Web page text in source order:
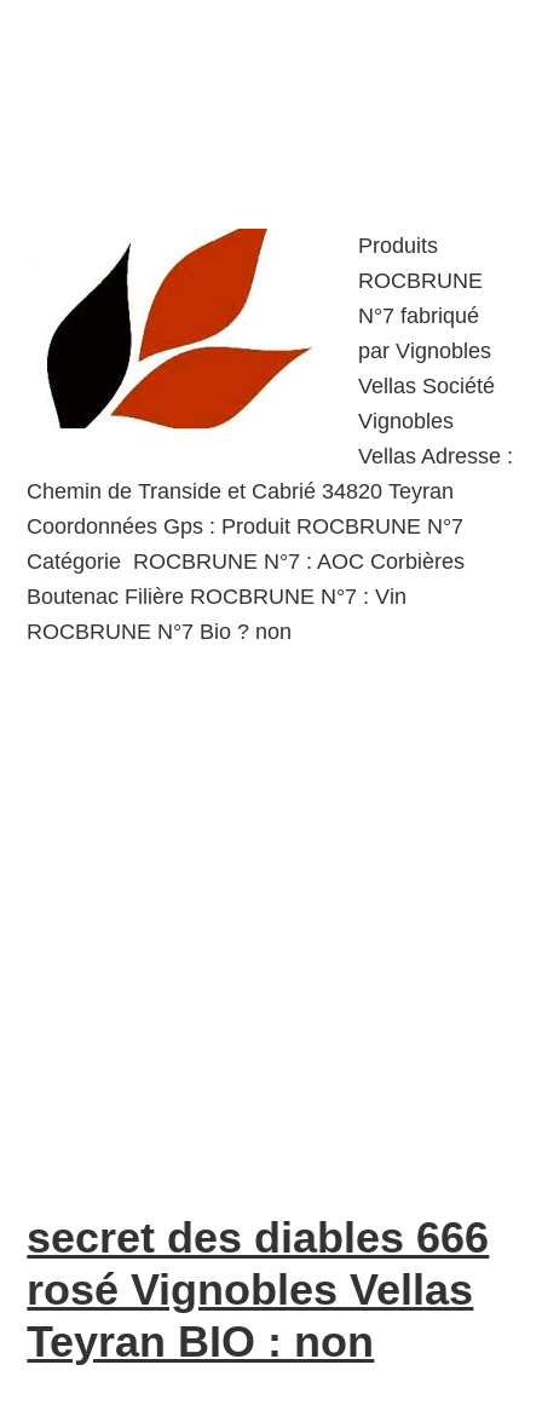
Produits
ROCBRUNE
N°7 fabriqué
par Vignobles
Vellas Société
Vignobles
Vellas Adresse :
Chemin de Transide et Cabrié 34820 Teyran
Coordonnées Gps : Produit ROCBRUNE N°7
Catégorie ROCBRUNE N°7 : AOC Corbières
Boutenac Filière ROCBRUNE N°7 : Vin
ROCBRUNE N°7 Bio ? non
secret des diables 666
rosé Vignobles Vellas
Teyran BIO : non